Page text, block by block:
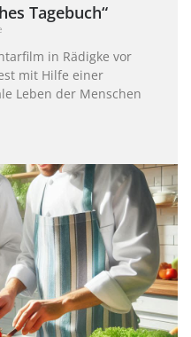
Tagebuch“
in Rädigke vor
mit Hilfe einer
Leben der Menschen